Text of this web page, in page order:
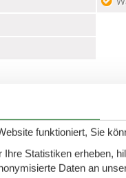
funktioniert, Sie
Statistiken erheben,
Daten an